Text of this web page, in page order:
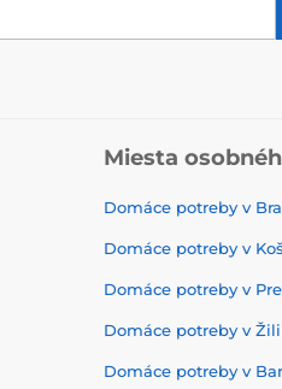
Miesta
Domáce potreby v
Domáce potreby v
Domáce potreby v
Domáce potreby v
Domáce potreby v